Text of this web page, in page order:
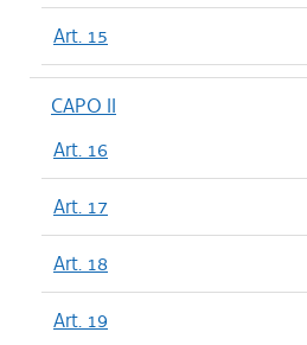
Art. 15
CAPO II
Art. 16
Art. 17
Art. 18
Art. 19